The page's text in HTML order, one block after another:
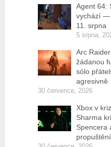
Agent 64:
vychází —
11. srpna
5 srpna,
Arc
žádanou
sólo
agresivně
30 července, 2026
Xbox v
Sharma
Spencera
propuštění